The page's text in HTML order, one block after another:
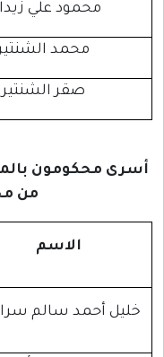
محمود علي
محمد
صقر الشنتير
أسرى محكومون
من
الاسم
خليل أحمد سالم